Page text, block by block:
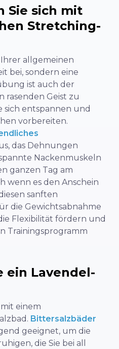
Sie sich mit
Stretching-
allgemeinen
bei, sondern eine
ist auch der
rasenden Geist zu
sich entspannen und
vorbereiten.
das Dehnungen
Nackenmuskeln
ganzen Tag am
wenn es den Anschein
sanften
die Gewichtsabnahme
Flexibilität fördern und
Trainingsprogramm
ein Lavendel-
einem
Bittersalzbäder
geeignet, um die
die Sie bei all